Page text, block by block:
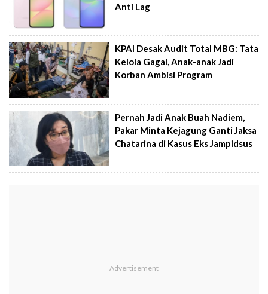
Anti Lag
KPAI Desak Audit Total MBG: Tata
Kelola Gagal, Anak-anak Jadi
Korban Ambisi Program
Pernah Jadi Anak Buah Nadiem,
Pakar Minta Kejagung Ganti Jaksa
Chatarina di Kasus Eks Jampidsus